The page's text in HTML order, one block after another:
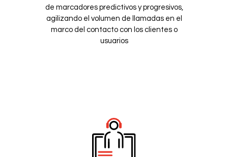
de marcadores predictivos y progresivos,
agilizando el volumen de llamadas en el
marco del contacto con los clientes o
usuarios